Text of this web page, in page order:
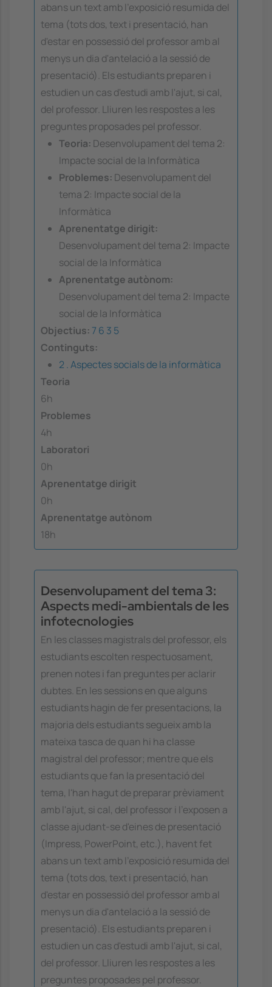
abans un text amb l'exposició resumida del
tema (tots dos, text i presentació, han
d'estar en possessió del professor amb al
menys un dia d'antelació a la sessió de
presentació). Els estudiants preparen i
estudien un cas d'estudi amb l'ajut, si cal,
del professor. Lliuren les respostes a les
preguntes proposades pel professor.
Teoria: Desenvolupament del tema 2:
Impacte social de la Informàtica
Problemes: Desenvolupament del
tema 2: Impacte social de la
Informàtica
Aprenentatge dirigit:
Desenvolupament del tema 2: Impacte
social de la Informàtica
Aprenentatge autònom:
Desenvolupament del tema 2: Impacte
social de la Informàtica
Objectius: 7 6 3 5
Continguts:
2 . Aspectes socials de la informàtica
Teoria
6h
Problemes
4h
Laboratori
0h
Aprenentatge dirigit
0h
Aprenentatge autònom
18h
Desenvolupament del tema 3:
Aspects medi-ambientals de les
infotecnologies
En les classes magistrals del professor, els
estudiants escolten respectuosament,
prenen notes i fan preguntes per aclarir
dubtes. En les sessions en que alguns
estudiants hagin de fer presentacions, la
majoria dels estudiants segueix amb la
mateixa tasca de quan hi ha classe
magistral del professor; mentre que els
estudiants que fan la presentació del
tema, l'han hagut de preparar prèviament
amb l'ajut, si cal, del professor i l'exposen a
classe ajudant-se d'eines de presentació
(Impress, PowerPoint, etc.), havent fet
abans un text amb l'exposició resumida del
tema (tots dos, text i presentació, han
d'estar en possessió del professor amb al
menys un dia d'antelació a la sessió de
presentació). Els estudiants preparen i
estudien un cas d'estudi amb l'ajut, si cal,
del professor. Lliuren les respostes a les
preguntes proposades pel professor.